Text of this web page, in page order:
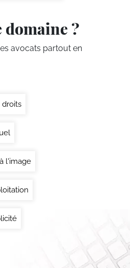
domaine ?
avocats partout en
droits
l'image